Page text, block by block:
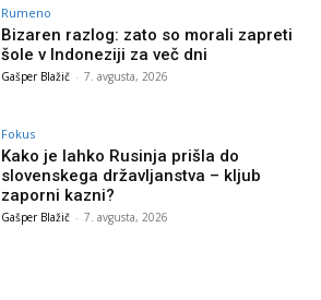
Rumeno
Bizaren razlog: zato so morali zapreti
šole v Indoneziji za več dni
Gašper Blažič - 7. avgusta, 2026
Fokus
Kako je lahko Rusinja prišla do
slovenskega državljanstva – kljub
zaporni kazni?
Gašper Blažič - 7. avgusta, 2026